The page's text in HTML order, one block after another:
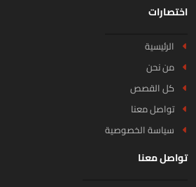
الرئيسية
من نحن
كل القصص
تواصل معنا
سياسة الخصوصية
معنا